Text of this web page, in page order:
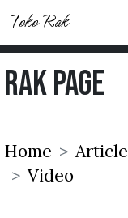
Toko Rak
Rak Page
Home Article
Video